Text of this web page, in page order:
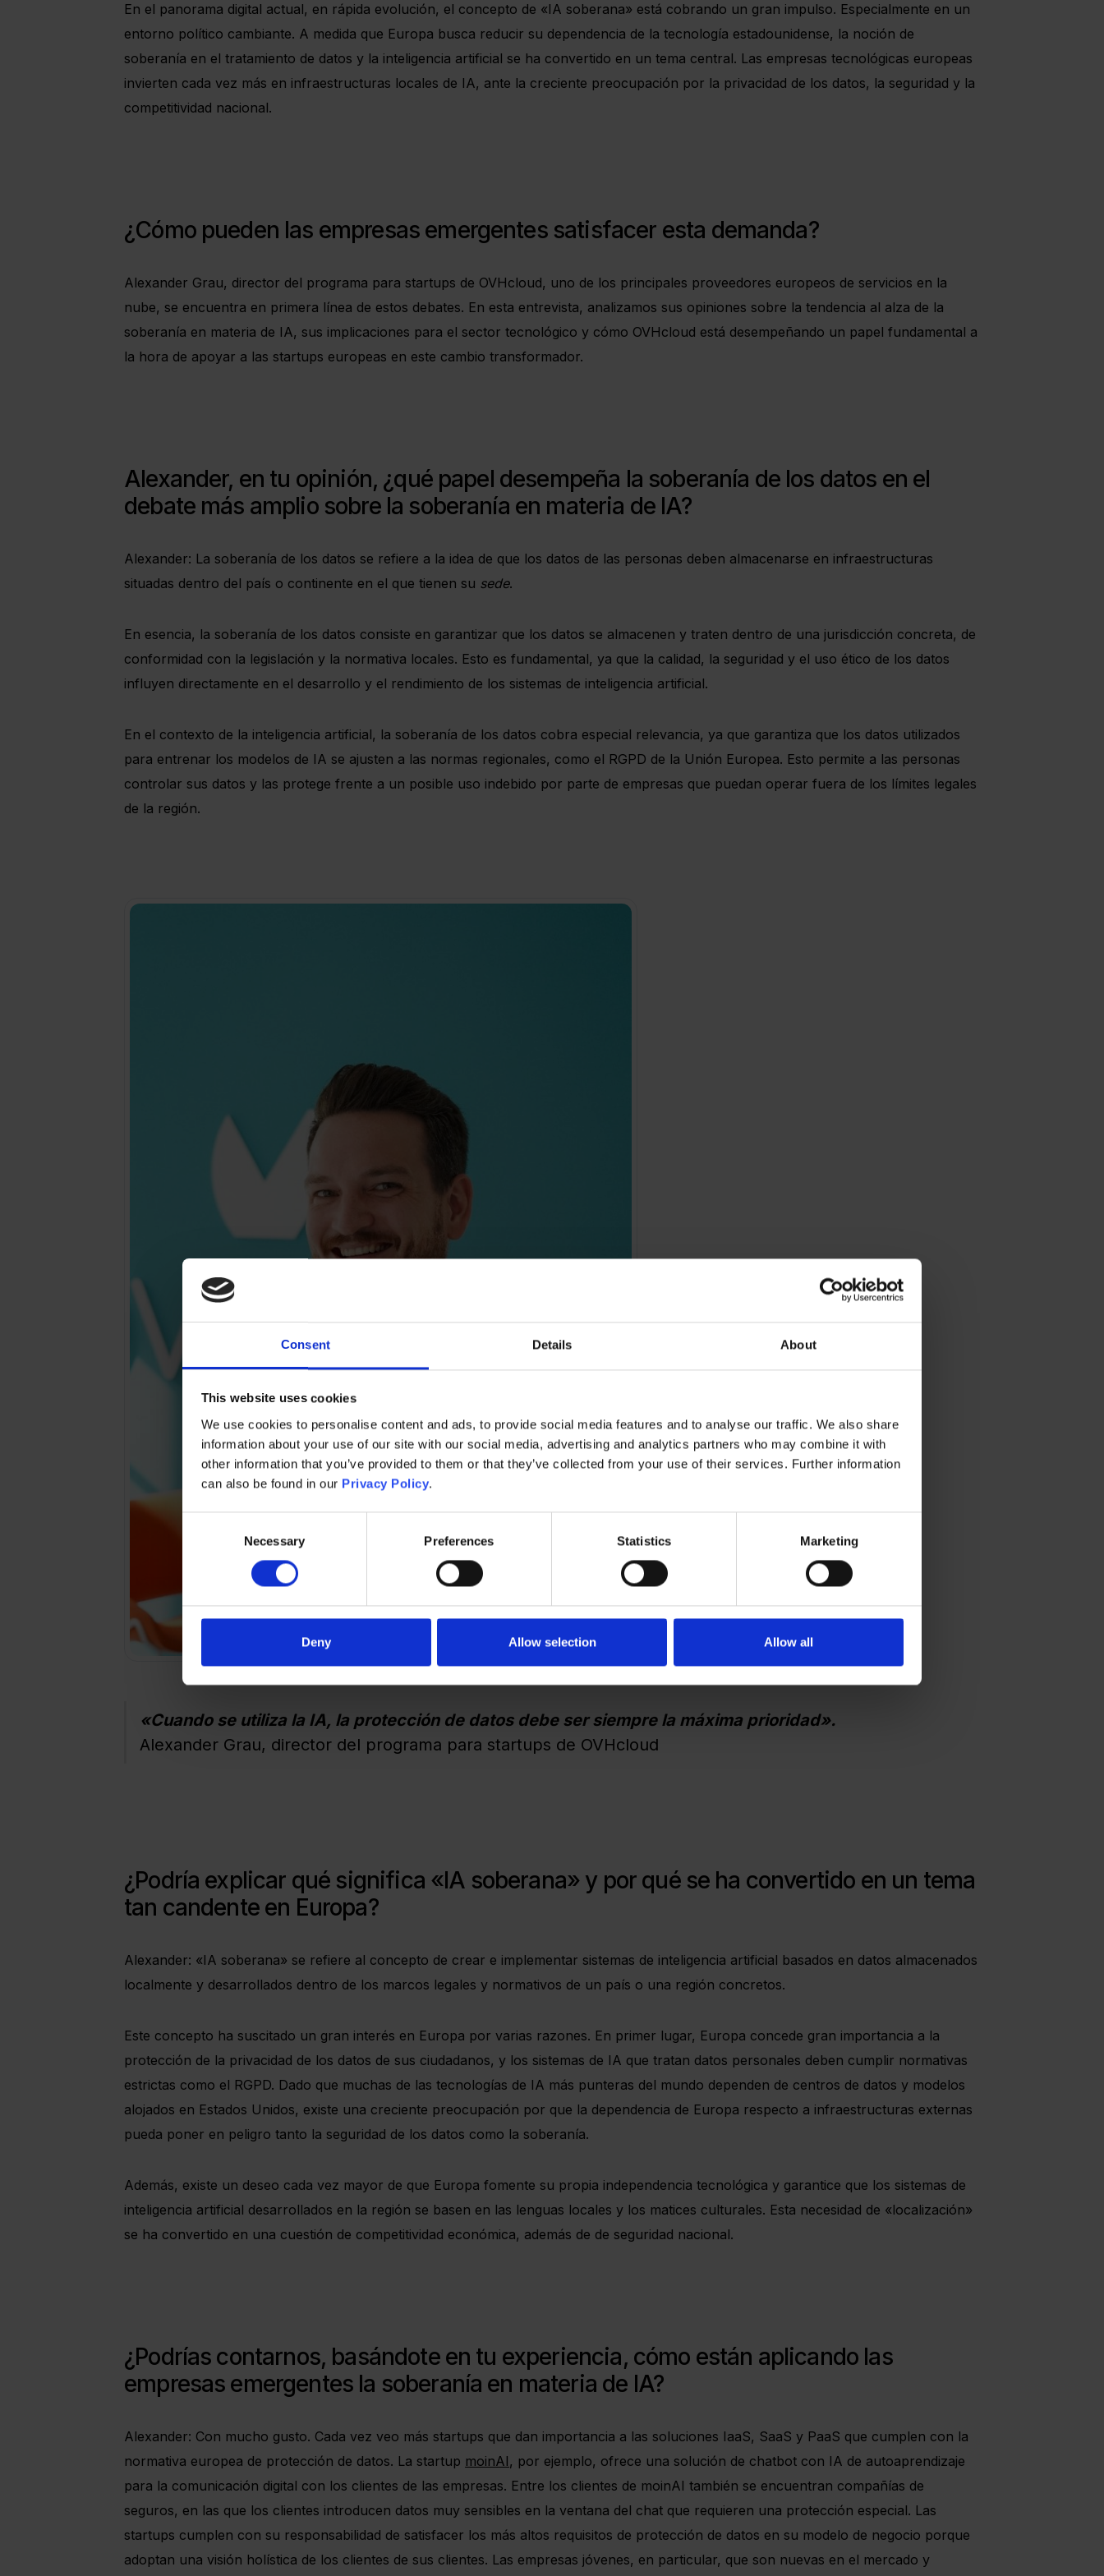
Consent Details About
This website uses cookies
We use cookies to personalise content and ads, to provide social media features and to analyse our traffic. We also share
information about your use of our site with our social media, advertising and analytics partners who may combine it with
other information that you’ve provided to them or that they’ve collected from your use of their services. Further information
can also be found in our Privacy Policy.
Necessary Preferences Statistics Marketing
Deny Allow selection Allow all
En el panorama digital actual, en rápida evolución, el concepto de «IA soberana» está cobrando un gran impulso. Especialmente en un
entorno político cambiante. A medida que Europa busca reducir su dependencia de la tecnología estadounidense, la noción de
soberanía en el tratamiento de datos y la inteligencia artificial se ha convertido en un tema central. Las empresas tecnológicas europeas
invierten cada vez más en infraestructuras locales de IA, ante la creciente preocupación por la privacidad de los datos, la seguridad y la
competitividad nacional.
¿Cómo pueden las empresas emergentes satisfacer esta demanda?
Alexander Grau, director del programa para startups de OVHcloud, uno de los principales proveedores europeos de servicios en la
nube, se encuentra en primera línea de estos debates. En esta entrevista, analizamos sus opiniones sobre la tendencia al alza de la
soberanía en materia de IA, sus implicaciones para el sector tecnológico y cómo OVHcloud está desempeñando un papel fundamental a
la hora de apoyar a las startups europeas en este cambio transformador.
Alexander, en tu opinión, ¿qué papel desempeña la soberanía de los datos en el
debate más amplio sobre la soberanía en materia de IA?
Alexander: La soberanía de los datos se refiere a la idea de que los datos de las personas deben almacenarse en infraestructuras
situadas dentro del país o continente en el que tienen su sede.
En esencia, la soberanía de los datos consiste en garantizar que los datos se almacenen y traten dentro de una jurisdicción concreta, de
conformidad con la legislación y la normativa locales. Esto es fundamental, ya que la calidad, la seguridad y el uso ético de los datos
influyen directamente en el desarrollo y el rendimiento de los sistemas de inteligencia artificial.
En el contexto de la inteligencia artificial, la soberanía de los datos cobra especial relevancia, ya que garantiza que los datos utilizados
para entrenar los modelos de IA se ajusten a las normas regionales, como el RGPD de la Unión Europea. Esto permite a las personas
controlar sus datos y las protege frente a un posible uso indebido por parte de empresas que puedan operar fuera de los límites legales
de la región.
«Cuando se utiliza la IA, la protección de datos debe ser siempre la máxima prioridad».
Alexander Grau, director del programa para startups de OVHcloud
¿Podría explicar qué significa «IA soberana» y por qué se ha convertido en un tema
tan candente en Europa?
Alexander: «IA soberana» se refiere al concepto de crear e implementar sistemas de inteligencia artificial basados en datos almacenados
localmente y desarrollados dentro de los marcos legales y normativos de un país o una región concretos.
Este concepto ha suscitado un gran interés en Europa por varias razones. En primer lugar, Europa concede gran importancia a la
protección de la privacidad de los datos de sus ciudadanos, y los sistemas de IA que tratan datos personales deben cumplir normativas
estrictas como el RGPD. Dado que muchas de las tecnologías de IA más punteras del mundo dependen de centros de datos y modelos
alojados en Estados Unidos, existe una creciente preocupación por que la dependencia de Europa respecto a infraestructuras externas
pueda poner en peligro tanto la seguridad de los datos como la soberanía.
Además, existe un deseo cada vez mayor de que Europa fomente su propia independencia tecnológica y garantice que los sistemas de
inteligencia artificial desarrollados en la región se basen en las lenguas locales y los matices culturales. Esta necesidad de «localización»
se ha convertido en una cuestión de competitividad económica, además de de seguridad nacional.
¿Podrías contarnos, basándote en tu experiencia, cómo están aplicando las
empresas emergentes la soberanía en materia de IA?
Alexander: Con mucho gusto. Cada vez veo más startups que dan importancia a las soluciones IaaS, SaaS y PaaS que cumplen con la
normativa europea de protección de datos. La startup moinAI, por ejemplo, ofrece una solución de chatbot con IA de autoaprendizaje
para la comunicación digital con los clientes de las empresas. Entre los clientes de moinAI también se encuentran compañías de
seguros, en las que los clientes introducen datos muy sensibles en la ventana del chat que requieren una protección especial. Las
startups cumplen con su responsabilidad de satisfacer los más altos requisitos de protección de datos en su modelo de negocio porque
adoptan una visión holística de los clientes de sus clientes. Las empresas jóvenes, en particular, que son nuevas en el mercado y